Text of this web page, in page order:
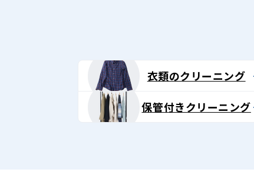
衣類のクリーニング
保管付きクリーニング